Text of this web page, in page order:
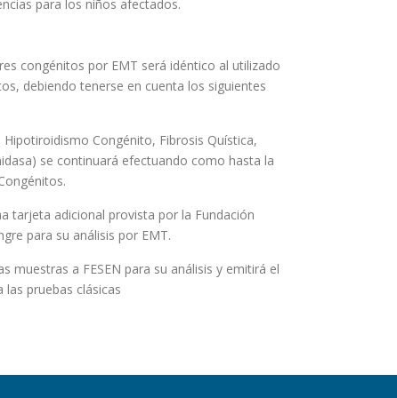
para los niños afectados.
congénitos por EMT será idéntico al utilizado
debiendo tenerse en cuenta los siguientes
Congénito, Fibrosis Quística,
se continuará efectuando como hasta la
tarjeta adicional provista por la Fundación
para su análisis por EMT.
muestras a FESEN para su análisis y emitirá el
pruebas clásicas